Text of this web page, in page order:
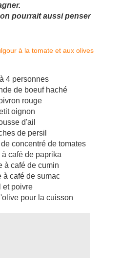
pourrait aussi penser
4 personnes
de boeuf haché
rouge
oignon
d'ail
de persil
concentré de tomates
café de paprika
à café de cumin
à café de sumac
et poivre
pour la cuisson